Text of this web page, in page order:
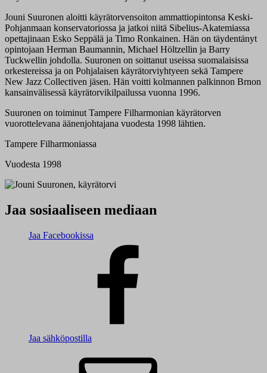
Jouni Suuronen aloitti käyrätorvensoiton ammattiopintonsa Keski-
Pohjanmaan konservatoriossa ja jatkoi niitä Sibelius-Akatemiassa
opettajinaan Esko Seppälä ja Timo Ronkainen. Hän on täydentänyt
opintojaan Herman Baumannin, Michael Höltzellin ja Barry
Tuckwellin johdolla. Suuronen on soittanut useissa suomalaisissa
orkestereissa ja on Pohjalaisen käyrätorviyhtyeen sekä Tampere
New Jazz Collectiven jäsen. Hän voitti kolmannen palkinnon Brnon
kansainvälisessä käyrätorvikilpailussa vuonna 1996.
Suuronen on toiminut Tampere Filharmonian käyrätorven
vuorottelevana äänenjohtajana vuodesta 1998 lähtien.
Tampere Filharmoniassa
Vuodesta 1998
Jaa sosiaaliseen mediaan
Jaa Facebookissa
Jaa sähköpostilla